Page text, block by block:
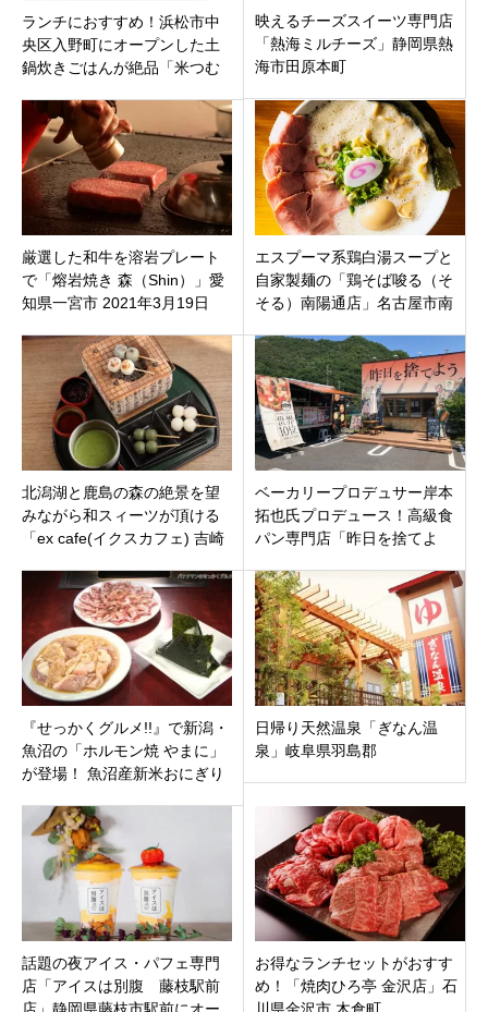
ランチにおすすめ！浜松市中
央区入野町にオープンした土
鍋炊きごはんが絶品「米つむ
がうますぎる！
映えるチーズスイーツ専門店
「熱海ミルチーズ」静岡県熱
海市田原本町
厳選した和牛を溶岩プレート
で「熔岩焼き 森（Shin）」愛
知県一宮市 2021年3月19日
エスプーマ系鶏白湯スープと
自家製麺の「鶏そば唆る（そ
そる）南陽通店」名古屋市南
内に9月22日オープン
北潟湖と鹿島の森の絶景を望
みながら和スィーツが頂ける
「ex cafe(イクスカフェ) 吉崎
ベーカリープロデュサー岸本
拓也氏プロデュース！高級食
パン専門店「昨日を捨てよ
『せっかくグルメ!!』で新潟・
魚沼の「ホルモン焼 やまに」
が登場！ 魚沼産新米おにぎり
に注目！
日帰り天然温泉「ぎなん温
泉」岐阜県羽島郡
話題の夜アイス・パフェ専門
店「アイスは別腹 藤枝駅前
お得なランチセットがおすす
め！「焼肉ひろ亭 金沢店」石